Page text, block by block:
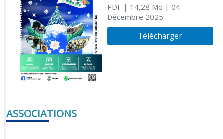
PDF| 14,28 Mo | 04
Décembre 2025
Télécharger
ASSOCIATIONS